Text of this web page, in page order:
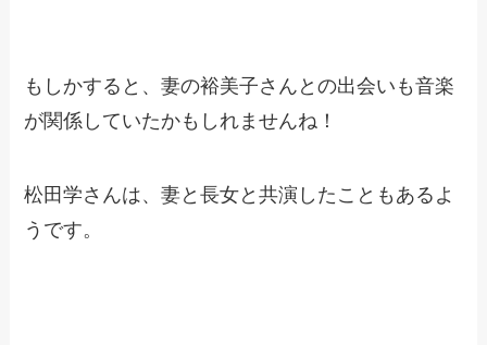
もしかすると、妻の裕美子さんとの出会いも音楽
が関係していたかもしれませんね！
松田学さんは、妻と長女と共演したこともあるよ
うです。